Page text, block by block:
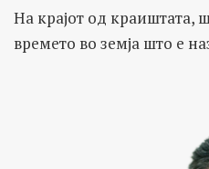
На крајот од краиштата,
времето во земја што е